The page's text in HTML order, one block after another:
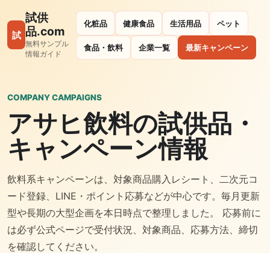
試
試供
品.com
無料サンプル
情報ガイド
化粧品 健康食品 生活用品 ペット
食品・飲料 企業一覧 最新キャンペーン
COMPANY CAMPAIGNS
アサヒ飲料の試供品・
キャンペーン情報
飲料系キャンペーンは、対象商品購入レシート、二次元コ
ード登録、LINE・ポイント応募などが中心です。毎月更新
型や長期の大型企画を本日時点で整理しました。 応募前に
は必ず公式ページで受付状況、対象商品、応募方法、締切
を確認してください。